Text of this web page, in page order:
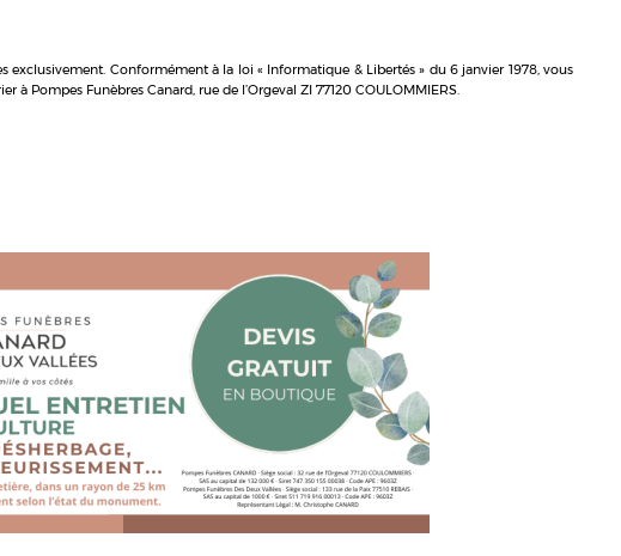
exclusivement. Conformément à la loi « Informatique & Libertés » du 6 janvier 1978, vous
à Pompes Funèbres Canard, rue de l’Orgeval ZI 77120 COULOMMIERS.